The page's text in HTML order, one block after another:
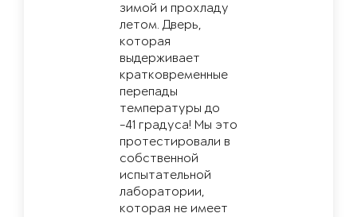
зимой и прохладу
летом. Дверь,
которая
выдерживает
кратковременные
перепады
температуры до
-41 градуса! Мы это
протестировали в
собственной
испытательной
лаборатории,
которая не имеет